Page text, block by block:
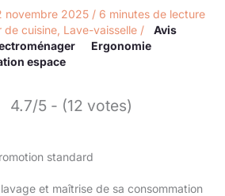
novembre 2025 / 6 minutes de lecture
de cuisine Lave-vaisselle /
Avis
Ergonomie
espace
4.7/5 - (12 votes)
et maîtrise de sa consommation